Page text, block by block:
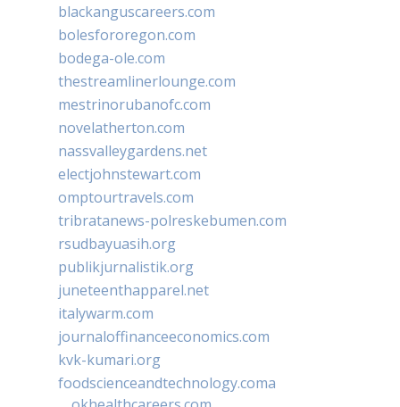
blackanguscareers.com
bolesfororegon.com
bodega-ole.com
thestreamlinerlounge.com
mestrinorubanofc.com
novelatherton.com
nassvalleygardens.net
electjohnstewart.com
omptourtravels.com
tribratanews-polreskebumen.com
rsudbayuasih.org
publikjurnalistik.org
juneteenthapparel.net
italywarm.com
journaloffinanceeconomics.com
kvk-kumari.org
foodscienceandtechnology.coma